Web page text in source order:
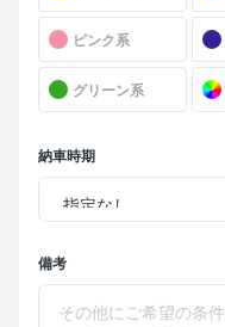
ピンク系
グリーン系
納車時期
備考